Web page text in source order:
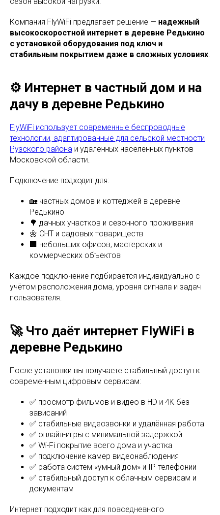
Компания FlyWiFi предлагает решение — надежный
высокоскоростной интернет в деревне Редькино
с установкой оборудования под ключ и
стабильным покрытием даже в сложных условиях.
⚙️ Интернет в частный дом и на
дачу в деревне Редькино
FlyWiFi использует современные беспроводные
технологии, адаптированные для сельской местности
Рузского района и удалённых населённых пунктов
Московской области.
Подключение подходит для:
🏡 частных домов и коттеджей в деревне
Редькино
🌳 дачных участков и сезонного проживания
🌼 СНТ и садовых товариществ
🏢 небольших офисов, мастерских и
коммерческих объектов
Каждое подключение подбирается индивидуально с
учётом расположения дома, уровня сигнала и задач
пользователя.
🚀 Что даёт интернет FlyWiFi в
деревне Редькино
После установки вы получаете стабильный доступ к
современным цифровым сервисам:
✅ просмотр фильмов и видео в HD и 4K без
зависаний
✅ стабильные видеозвонки и удалённая работа
✅ онлайн-игры с минимальной задержкой
✅ Wi-Fi покрытие всего дома и участка
✅ подключение камер видеонаблюдения
✅ работа систем «умный дом» и IP-телефонии
✅ стабильный доступ к облачным сервисам и
документам
Интернет подходит как для повседневного